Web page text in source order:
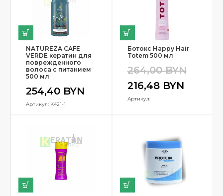
NATUREZA CAFE
VERDE кератин для
поврежденного
волоса с питанием
500 мл
254,40 BYN
Артикул: K421-1
Ботокс Happy Hair
Totem 500 мл
264,00BYN
216,48 BYN
Артикул: